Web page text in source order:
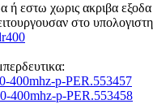
ή εστω χωρις ακριβα
στο
400mhz-p-PER.553457
400mhz-p-PER.553458